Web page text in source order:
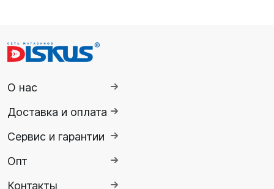
О нас
Доставка и оплата
Сервис и гарантии
Опт
Контакты